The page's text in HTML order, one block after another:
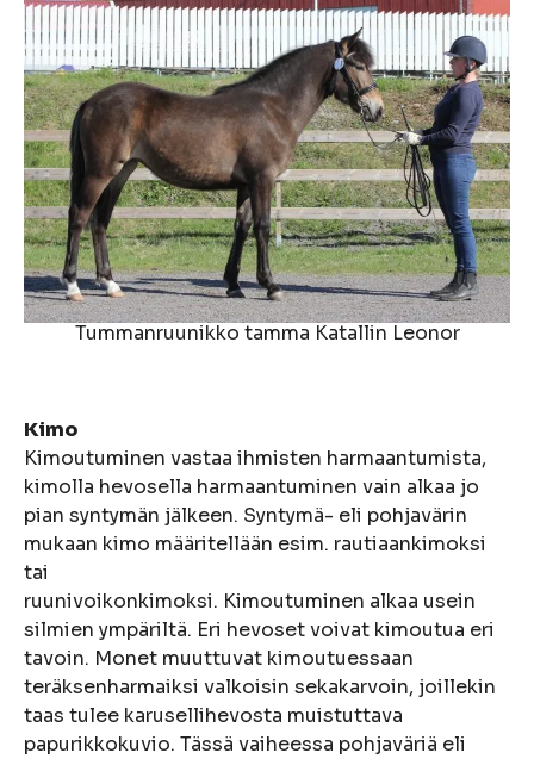
Tummanruunikko tamma Katallin Leonor
Kimo
Kimoutuminen vastaa ihmisten harmaantumista,
kimolla hevosella harmaantuminen vain alkaa jo
pian syntymän jälkeen. Syntymä- eli pohjavärin
mukaan kimo määritellään esim. rautiaankimoksi
tai
ruunivoikonkimoksi. Kimoutuminen alkaa usein
silmien ympäriltä. Eri hevoset voivat kimoutua eri
tavoin. Monet muuttuvat kimoutuessaan
teräksenharmaiksi valkoisin sekakarvoin, joillekin
taas tulee karusellihevosta muistuttava
papurikkokuvio. Tässä vaiheessa pohjaväriä eli